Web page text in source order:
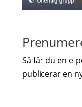
Så får du en e-
publicerar en